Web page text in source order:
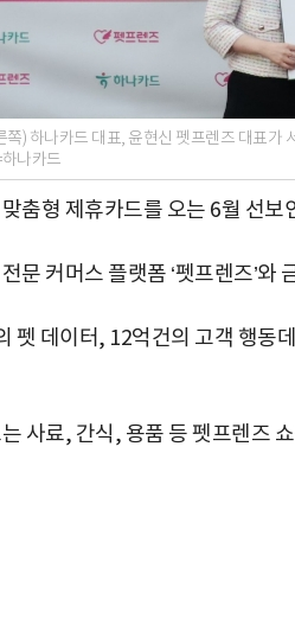
쪽) 하나카드 대표, 윤현신 펫프렌즈 대표가
나카드
춤형 제휴카드를 오는 6월 선보
문 커머스 플랫폼 ‘펫프렌즈’
펫 데이터, 12억건의 고객 행동
사료, 간식, 용품 등 펫프렌즈